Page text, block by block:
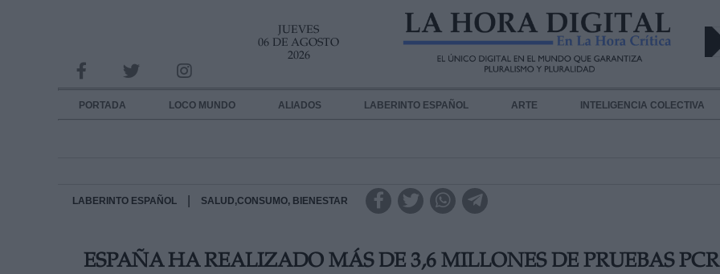
JUEVES
06 DE AGOSTO
2026
PORTADA LOCO MUNDO ALIADOS LABERINTO ESPAÑOL ARTE INTELIGENCIA COLECTIVA
LABERINTO ESPAÑOL SALUD,CONSUMO, BIENESTAR
ESPAÑA HA REALIZADO MÁS DE 3,6 MILLONES DE PRUEBAS PCR
INFORMACION SOBRE LA PROTECCIÓN DE TUS DATOS
Responsable:
Destinatarios:
link